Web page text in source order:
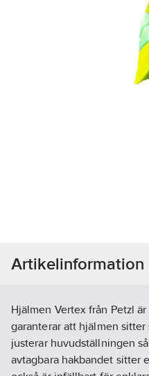
Artikelinformation
Hjälmen Vertex från Petzl
garanterar att hjälmen
justerar huvudställningen
avtagbara hakbandet sitter